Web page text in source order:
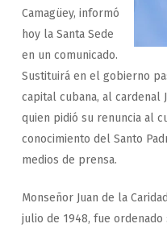
Camagüey, informó
hoy la Santa Sede
en un comunicado.
Sustituirá en el gobierno
capital cubana, al cardenal
quien pidió su renuncia al
conocimiento del Santo
medios de prensa.
Monseñor Juan de la
julio de 1948, fue